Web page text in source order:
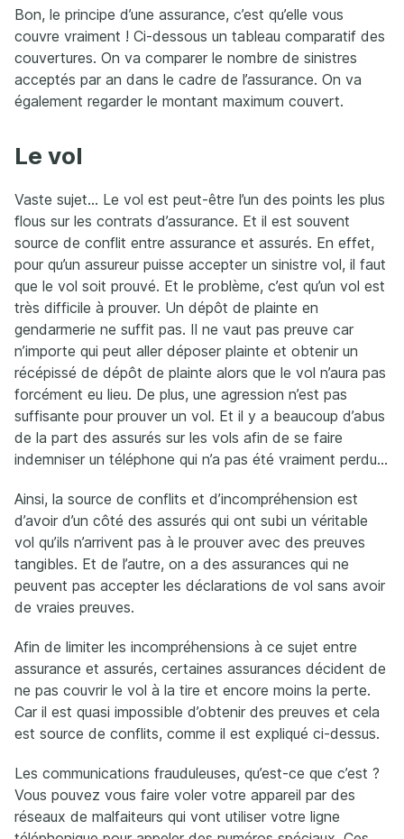
Bon, le principe d’une assurance, c’est qu’elle vous
couvre vraiment ! Ci-dessous un tableau comparatif des
couvertures. On va comparer le nombre de sinistres
acceptés par an dans le cadre de l’assurance. On va
également regarder le montant maximum couvert.
Le vol
Vaste sujet… Le vol est peut-être l’un des points les plus
flous sur les contrats d’assurance. Et il est souvent
source de conflit entre assurance et assurés. En effet,
pour qu’un assureur puisse accepter un sinistre vol, il faut
que le vol soit prouvé. Et le problème, c’est qu’un vol est
très difficile à prouver. Un dépôt de plainte en
gendarmerie ne suffit pas. Il ne vaut pas preuve car
n’importe qui peut aller déposer plainte et obtenir un
récépissé de dépôt de plainte alors que le vol n’aura pas
forcément eu lieu. De plus, une agression n’est pas
suffisante pour prouver un vol. Et il y a beaucoup d’abus
de la part des assurés sur les vols afin de se faire
indemniser un téléphone qui n’a pas été vraiment perdu…
Ainsi, la source de conflits et d’incompréhension est
d’avoir d’un côté des assurés qui ont subi un véritable
vol qu’ils n’arrivent pas à le prouver avec des preuves
tangibles. Et de l’autre, on a des assurances qui ne
peuvent pas accepter les déclarations de vol sans avoir
de vraies preuves.
Afin de limiter les incompréhensions à ce sujet entre
assurance et assurés, certaines assurances décident de
ne pas couvrir le vol à la tire et encore moins la perte.
Car il est quasi impossible d’obtenir des preuves et cela
est source de conflits, comme il est expliqué ci-dessus.
Les communications frauduleuses, qu’est-ce que c’est ?
Vous pouvez vous faire voler votre appareil par des
réseaux de malfaiteurs qui vont utiliser votre ligne